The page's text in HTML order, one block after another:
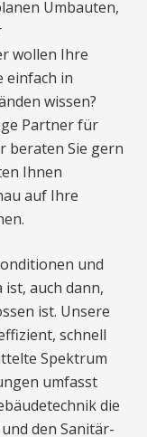
Umbauten,
wollen Ihre
einfach in
wissen?
Partner für
beraten Sie gern
Ihnen
auf Ihre
und
auch dann,
ist. Unsere
schnell
Spektrum
umfasst
die
den Sanitär-